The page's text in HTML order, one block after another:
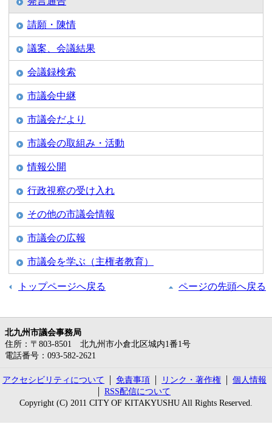
請願・陳情
議案、会議結果
会議録検索
市議会中継
市議会だより
市議会の取組み・活動
情報公開
行政視察の受け入れ
その他の市議会情報
市議会の広報
市議会を学ぶ（主権者教育）
トップページへ戻る ページの先頭へ戻る
北九州市議会事務局
住所 ：〒803-8501 北九州市小倉北区城内1番1号
電話番号 ：093-582-2621
アクセシビリティについて 免責事項 リンク・著作権
個人情報
RSS配信について
Copyright (C) 2011 CITY OF KITAKYUSHU All Rights Reserved.